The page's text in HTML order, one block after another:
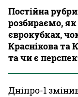
Постійна
розбираємо,
єврокубках,
Краснікова та
та чи є
Дніпро-1